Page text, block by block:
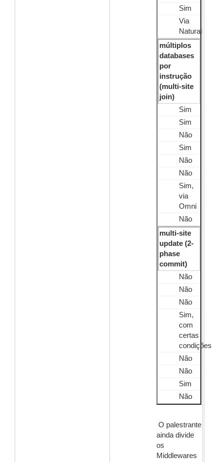
Sim
Via
Natural
múltiplos
databases
por
instrução
(multi-site
join)
Sim
Sim
Não
Sim
Não
Não
Sim,
via
Omni
Não
multi-site
update (2-
phase
commit)
Não
Não
Não
Sim,
com
certas
condições
Não
Não
Sim
Não
O palestrante
ainda divide
os
Middlewares